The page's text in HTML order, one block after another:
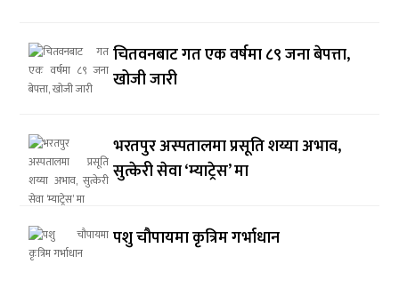
चितवनबाट गत एक वर्षमा ८९ जना बेपत्ता,
खोजी जारी
भरतपुर अस्पतालमा प्रसूति शय्या अभाव,
सुत्केरी सेवा ‘म्याट्रेस’ मा
पशु चौपायमा कृत्रिम गर्भाधान